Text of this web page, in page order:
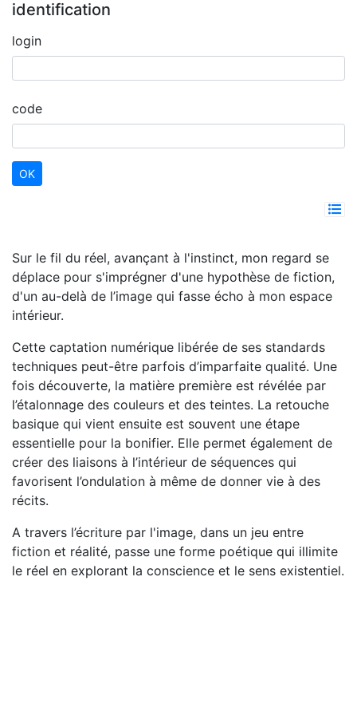
identification
login
code
Sur le fil du réel, avançant à l'instinct, mon regard se
déplace pour s'imprégner d'une hypothèse de fiction,
d'un au-delà de l’image qui fasse écho à mon espace
intérieur.
Cette captation numérique libérée de ses standards
techniques peut-être parfois d’imparfaite qualité. Une
fois découverte, la matière première est révélée par
l’étalonnage des couleurs et des teintes. La retouche
basique qui vient ensuite est souvent une étape
essentielle pour la bonifier. Elle permet également de
créer des liaisons à l’intérieur de séquences qui
favorisent l’ondulation à même de donner vie à des
récits.
A travers l’écriture par l'image, dans un jeu entre
fiction et réalité, passe une forme poétique qui illimite
le réel en explorant la conscience et le sens existentiel.